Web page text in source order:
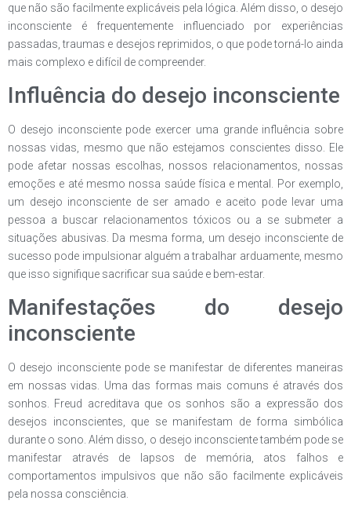
que não são facilmente explicáveis pela lógica. Além disso, o desejo
inconsciente é frequentemente influenciado por experiências
passadas, traumas e desejos reprimidos, o que pode torná-lo ainda
mais complexo e difícil de compreender.
Influência do desejo inconsciente
O desejo inconsciente pode exercer uma grande influência sobre
nossas vidas, mesmo que não estejamos conscientes disso. Ele
pode afetar nossas escolhas, nossos relacionamentos, nossas
emoções e até mesmo nossa saúde física e mental. Por exemplo,
um desejo inconsciente de ser amado e aceito pode levar uma
pessoa a buscar relacionamentos tóxicos ou a se submeter a
situações abusivas. Da mesma forma, um desejo inconsciente de
sucesso pode impulsionar alguém a trabalhar arduamente, mesmo
que isso signifique sacrificar sua saúde e bem-estar.
Manifestações do desejo
inconsciente
O desejo inconsciente pode se manifestar de diferentes maneiras
em nossas vidas. Uma das formas mais comuns é através dos
sonhos. Freud acreditava que os sonhos são a expressão dos
desejos inconscientes, que se manifestam de forma simbólica
durante o sono. Além disso, o desejo inconsciente também pode se
manifestar através de lapsos de memória, atos falhos e
comportamentos impulsivos que não são facilmente explicáveis
pela nossa consciência.